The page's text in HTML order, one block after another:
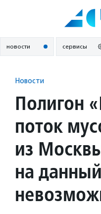
новости сервисы
Новости
Полигон
поток
из
на